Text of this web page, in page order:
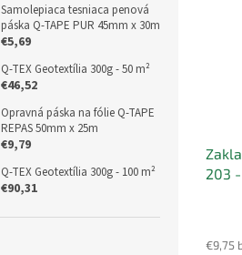
Samolepiaca tesniaca penová
páska Q-TAPE PUR 45mm x 30m
€5,69
Q-TEX Geotextília 300g - 50 m²
€46,52
Opravná páska na fólie Q-TAPE
REPAS 50mm x 25m
€9,79
Q-TEX Geotextília 300g - 100 m²
€90,31
203
€9,75